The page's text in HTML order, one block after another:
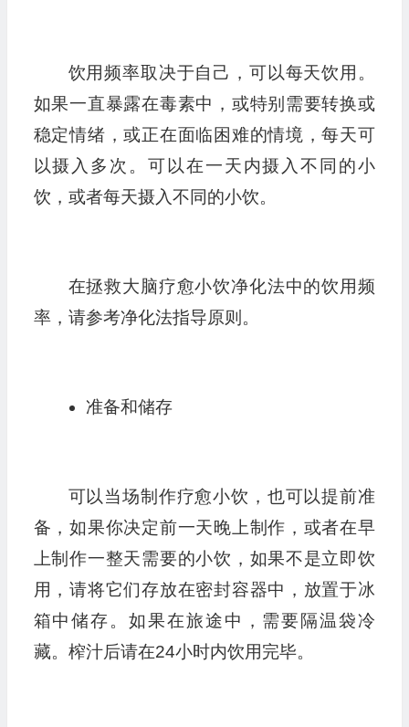
饮用频率取决于自己，可以每天饮用。
如果一直暴露在毒素中，或特别需要转换或
稳定情绪，或正在面临困难的情境，每天可
以摄入多次。可以在一天内摄入不同的小
饮，或者每天摄入不同的小饮。
在拯救大脑疗愈小饮净化法中的饮用频
率，请参考净化法指导原则。
准备和储存
可以当场制作疗愈小饮，也可以提前准
备，如果你决定前一天晚上制作，或者在早
上制作一整天需要的小饮，如果不是立即饮
用，请将它们存放在密封容器中，放置于冰
箱中储存。如果在旅途中，需要隔温袋冷
藏。榨汁后请在24小时内饮用完毕。